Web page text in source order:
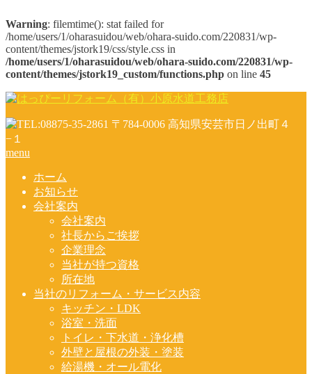
Warning: filemtime(): stat failed for
/home/users/1/oharasuidou/web/ohara-suido.com/220831/wp-
content/themes/jstork19/css/style.css in
/home/users/1/oharasuidou/web/ohara-suido.com/220831/wp-
content/themes/jstork19_custom/functions.php on line 45
menu
ホーム
お知らせ
会社案内
会社案内
社長からご挨拶
企業理念
当社が持つ資格
所在地
当社のリフォーム・サービス内容
キッチン・LDK
浴室・洗面
トイレ・下水道・浄化槽
外壁と屋根の外装・塗装
給湯機・オール電化